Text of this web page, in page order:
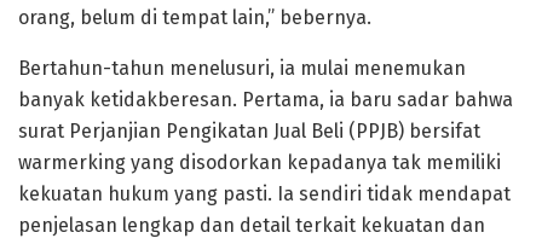
orang, belum di tempat lain,” bebernya.
Bertahun-tahun menelusuri, ia mulai menemukan
banyak ketidakberesan. Pertama, ia baru sadar bahwa
surat Perjanjian Pengikatan Jual Beli (PPJB) bersifat
warmerking yang disodorkan kepadanya tak memiliki
kekuatan hukum yang pasti. Ia sendiri tidak mendapat
penjelasan lengkap dan detail terkait kekuatan dan